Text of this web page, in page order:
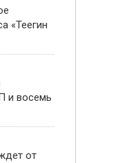
«Теегин
и восемь
от